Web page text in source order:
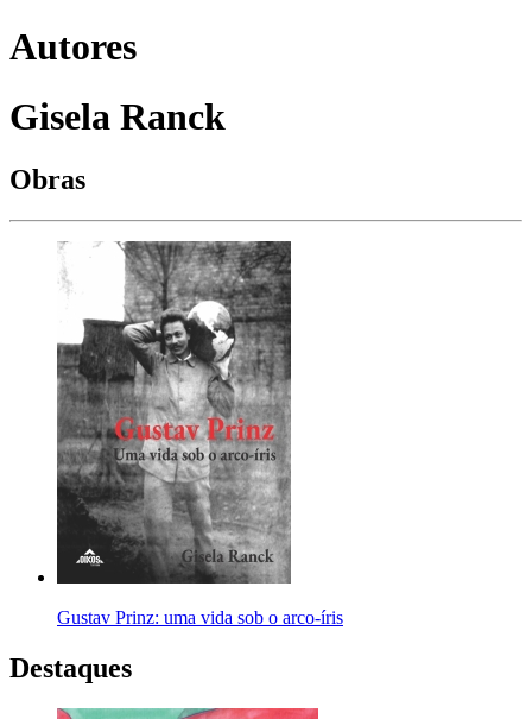
Autores
Gisela Ranck
Obras
Gustav Prinz: uma vida sob o arco-íris
Destaques